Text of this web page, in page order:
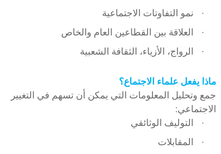
·
نمو التفاوتات الاجتماعية
·
العلاقة بين القطاعين العام والخاص
·
الرواج، الأزياء، الثقافة الشعبية
ماذا يفعل علماء الاجتماع؟
جمع وتحليل المعلومات التي يمكن أن تسهم في التغيير
الاجتماعي:
·
التوليف الوثائقي
·
المقابلات